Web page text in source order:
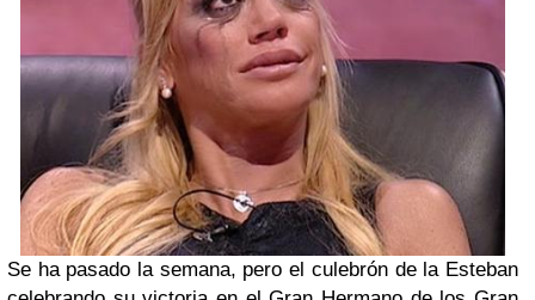
Se ha pasado la semana, pero el culebrón de la Esteban